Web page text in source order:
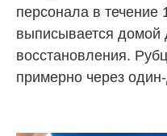
персонала в течение
выписывается домой
восстановления.
примерно через